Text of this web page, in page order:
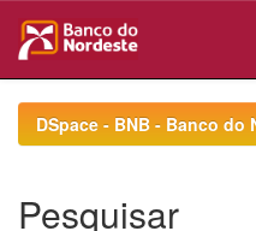
navigationDSpace - BNB - Banco do
Pesquisar